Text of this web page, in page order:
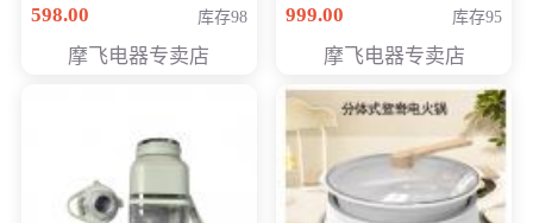
价398元
598.00 库存98
摩飞电器专卖店
专享价399元
999.00 库存95
摩飞电器专卖店